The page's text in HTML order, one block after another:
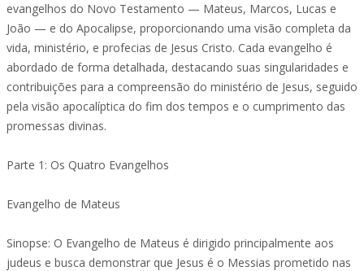
evangelhos do Novo Testamento — Mateus, Marcos, Lucas e
João — e do Apocalipse, proporcionando uma visão completa da
vida, ministério, e profecias de Jesus Cristo. Cada evangelho é
abordado de forma detalhada, destacando suas singularidades e
contribuições para a compreensão do ministério de Jesus, seguido
pela visão apocalíptica do fim dos tempos e o cumprimento das
promessas divinas.
Parte 1: Os Quatro Evangelhos
Evangelho de Mateus
Sinopse: O Evangelho de Mateus é dirigido principalmente aos
judeus e busca demonstrar que Jesus é o Messias prometido nas